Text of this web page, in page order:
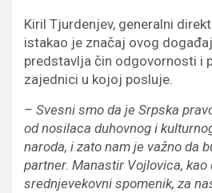
Kiril Tjurdenjev, generalni
istakao je značaj ovog
predstavlja čin odgovornosti i
zajednici u kojoj posluje.
– Svesni smo da je Srpska
od nosilaca duhovnog i
naroda, i zato nam je važno da
partner. Manastir Vojlovica, kao
srednjevekovni spomenik, za